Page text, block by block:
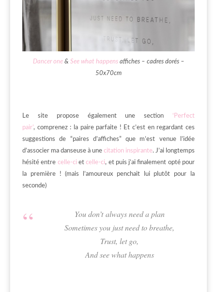
Dancer one& See what happensaffiches – cadres dorés –
50x70cm
Le site propose également une section ‘Perfect
pair’, comprenez : la paire parfaite ! Et c’est en regardant ces
suggestions de “paires d’affiches” que m’est venue l’idée
d’associer ma danseuse à une citation inspirante. J’ai longtemps
hésité entre celle-ci etcelle-ci, et puis j’ai finalement opté pour
la première ! (mais l’amoureux penchait lui plutôt pour la
seconde)
You don’t always need a plan
Sometimes you just need to breathe,
Trust, let go,
And see what happens